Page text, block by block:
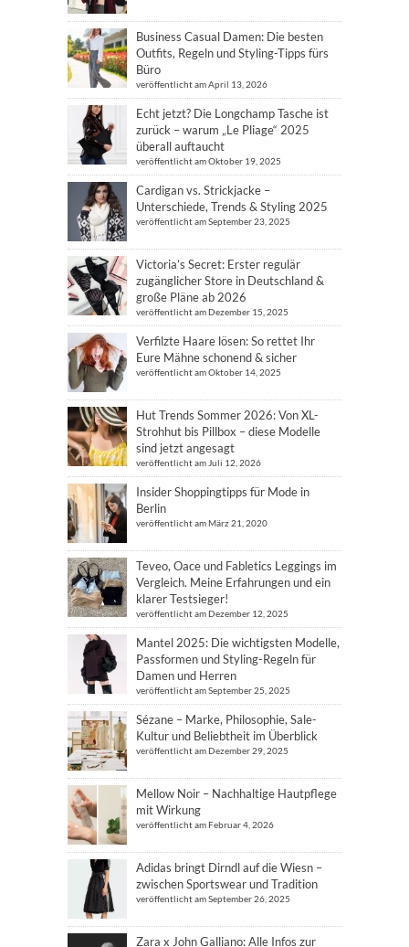
Business Casual Damen: Die besten
Outfits, Regeln und Styling-Tipps fürs
Büro
veröffentlicht am April 13, 2026
Echt jetzt? Die Longchamp Tasche ist
zurück – warum „Le Pliage“ 2025
überall auftaucht
veröffentlicht am Oktober 19, 2025
Cardigan vs. Strickjacke –
Unterschiede, Trends & Styling 2025
veröffentlicht am September 23, 2025
Victoria’s Secret: Erster regulär
zugänglicher Store in Deutschland &
große Pläne ab 2026
veröffentlicht am Dezember 15, 2025
Verfilzte Haare lösen: So rettet Ihr
Eure Mähne schonend & sicher
veröffentlicht am Oktober 14, 2025
Hut Trends Sommer 2026: Von XL-
Strohhut bis Pillbox – diese Modelle
sind jetzt angesagt
veröffentlicht am Juli 12, 2026
Insider Shoppingtipps für Mode in
Berlin
veröffentlicht am März 21, 2020
Teveo, Oace und Fabletics Leggings im
Vergleich. Meine Erfahrungen und ein
klarer Testsieger!
veröffentlicht am Dezember 12, 2025
Mantel 2025: Die wichtigsten Modelle,
Passformen und Styling-Regeln für
Damen und Herren
veröffentlicht am September 25, 2025
Sézane – Marke, Philosophie, Sale-
Kultur und Beliebtheit im Überblick
veröffentlicht am Dezember 29, 2025
Mellow Noir – Nachhaltige Hautpflege
mit Wirkung
veröffentlicht am Februar 4, 2026
Adidas bringt Dirndl auf die Wiesn –
zwischen Sportswear und Tradition
veröffentlicht am September 26, 2025
Zara x John Galliano: Alle Infos zur